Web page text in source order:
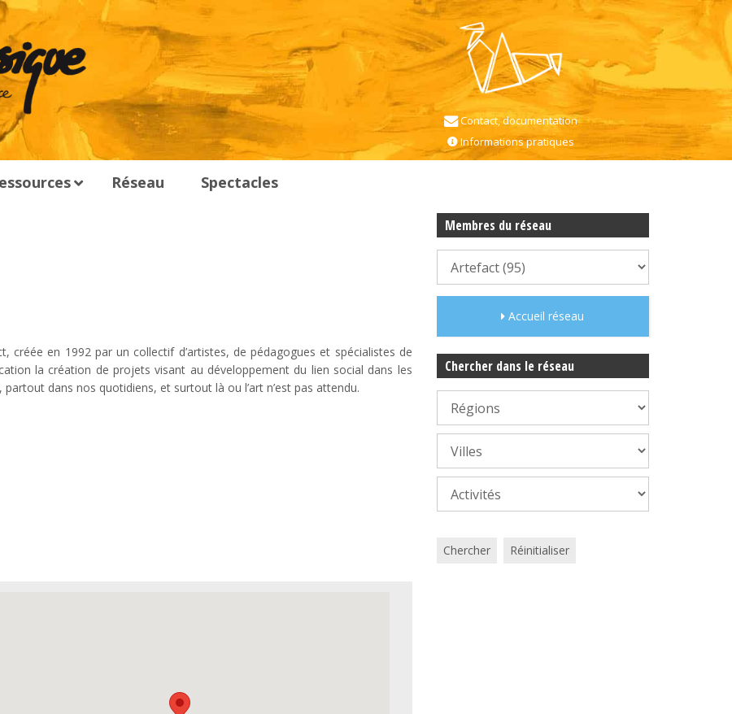
Contact, documentation
Informations pratiques
Réseau Spectacles
créée en 1992 par un collectif d’artistes, de pédagogues et spécialistes de
la création de projets visant au développement du lien social dans les
dans nos quotidiens, et surtout là ou l’art n’est pas attendu.
Membres du réseau
Accueil réseau
Chercher dans le réseau
Chercher Réinitialiser